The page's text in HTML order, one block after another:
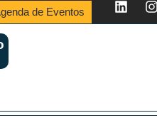
de Eventos